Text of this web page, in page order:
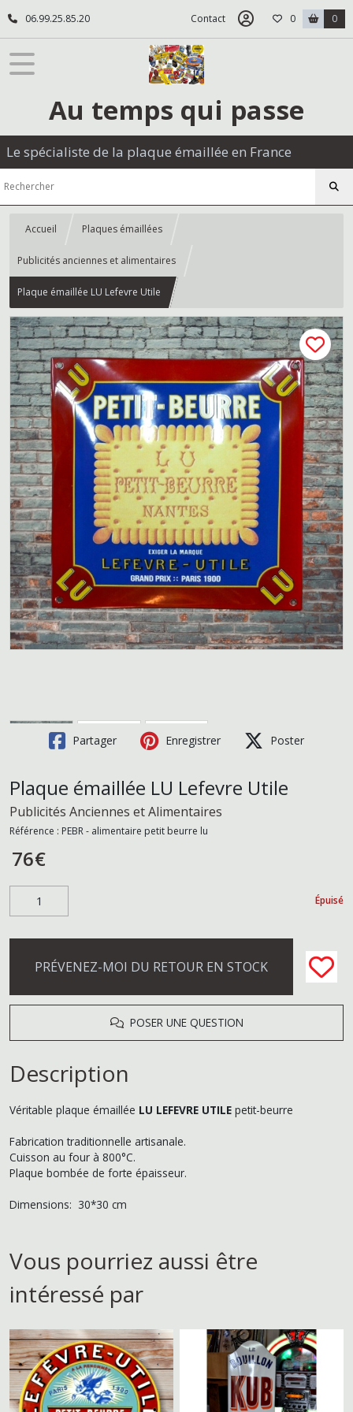
06.99.25.85.20 Contact 0 0
Au temps qui passe
Le spécialiste de la plaque émaillée en France
Accueil Plaques émaillées
Publicités anciennes et alimentaires
Plaque émaillée LU Lefevre Utile
Partager Enregistrer Poster
Plaque émaillée LU Lefevre Utile
Publicités Anciennes et Alimentaires
Référence : PEBR - alimentaire petit beurre lu
76€
Épuisé
PRÉVENEZ-MOI DU RETOUR EN STOCK
POSER UNE QUESTION
Description
Véritable plaque émaillée LU LEFEVRE UTILE petit-beurre
Fabrication traditionnelle artisanale.
Cuisson au four à 800°C.
Plaque bombée de forte épaisseur.
Dimensions: 30*30 cm
Vous pourriez aussi être
intéressé par